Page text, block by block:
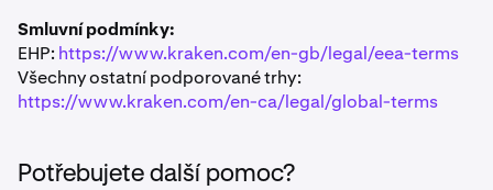
Smluvní podmínky:
EHP: https://www.kraken.com/en-gb/legal/eea-terms
Všechny ostatní podporované trhy:
https://www.kraken.com/en-ca/legal/global-terms
Potřebujete další pomoc?